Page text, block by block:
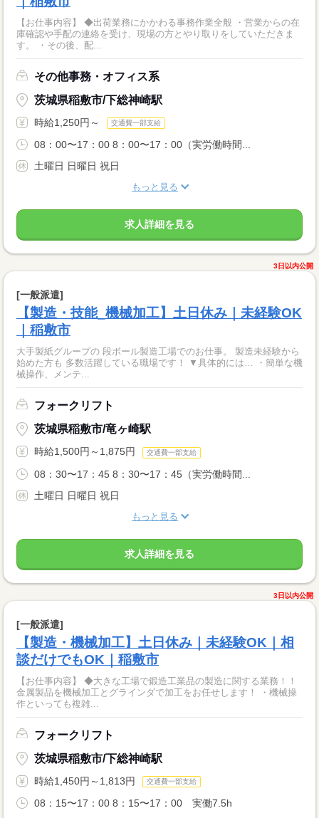
【お仕事内容】 ◆出荷業務にかかわる事務作業全般 ・営業からの在
庫確認や手配の連絡を受け、現場の方とやり取りをしていただきま
す。 ・その後、配...
その他事務・オフィス系
茨城県稲敷市/下総神崎駅
時給1,250円～ 交通費一部支給
08：00〜17：00 8：00〜17：00（実労働時間...
土曜日 日曜日 祝日
もっと見る
求人詳細を見る
3日以内公開
[一般派遣]
【製造・技能_機械加工】土日休み｜未経験OK
｜稲敷市
大手製紙グループの 段ボール製造工場でのお仕事。 製造未経験から
始めた方も 多数活躍している職場です！ ▼具体的には… ・簡単な機
械操作、メンテ...
フォークリフト
茨城県稲敷市/竜ヶ崎駅
時給1,500円～1,875円 交通費一部支給
08：30〜17：45 8：30〜17：45（実労働時間...
土曜日 日曜日 祝日
もっと見る
求人詳細を見る
3日以内公開
[一般派遣]
【製造・機械加工】土日休み｜未経験OK｜相
談だけでもOK｜稲敷市
【お仕事内容】 ◆大きな工場で鍛造工業品の製造に関する業務！！
金属製品を機械加工とグラインダで加工をお任せします！ ・機械操
作といっても複雑...
フォークリフト
茨城県稲敷市/下総神崎駅
時給1,450円～1,813円 交通費一部支給
08：15〜17：00 8：15〜17：00 実働7.5h